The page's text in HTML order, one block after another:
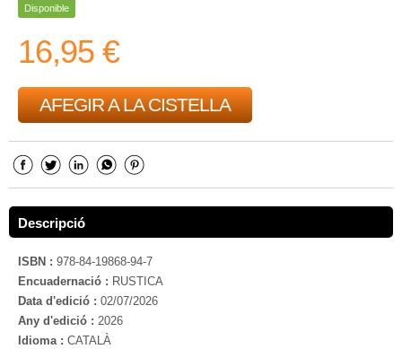
Disponible
16,95 €
AFEGIR A LA CISTELLA
Descripció
ISBN : 978-84-19868-94-7
Encuadernació : RUSTICA
Data d'edició : 02/07/2026
Any d'edició : 2026
Idioma : CATALÀ